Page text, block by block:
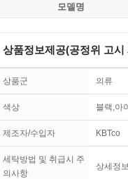
모델명
상품정보제공(공정위 고시
상품군 의류
색상 블랙,아
제조자/수입자 KBTco
세탁방법 및 취급시 주
의사항
상세정